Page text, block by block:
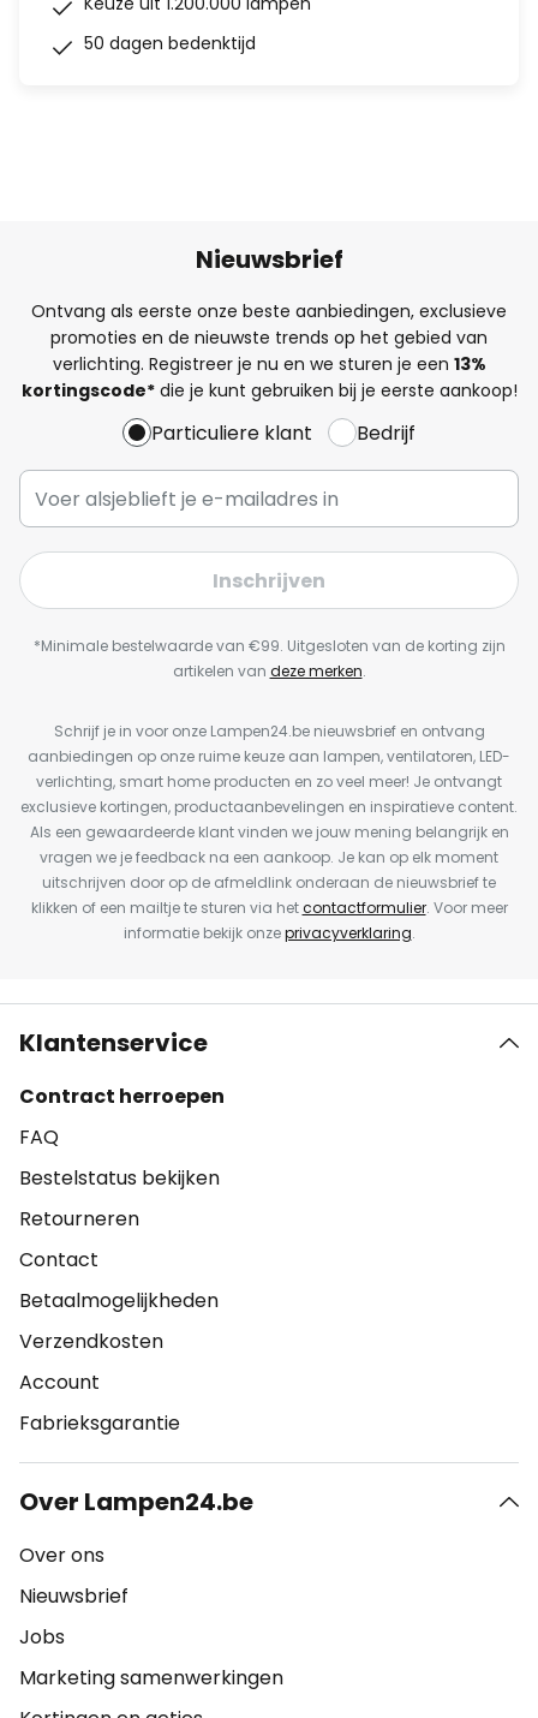
50 dagen bedenktijd
Nieuwsbrief
Ontvang als eerste onze beste aanbiedingen, exclusieve
promoties en de nieuwste trends op het gebied van
verlichting. Registreer je nu en we sturen je een 13%
kortingscode*die je kunt gebruiken bij je eerste aankoop!
Particuliere klant Bedrijf
Inschrijven
*Minimale bestelwaarde van €99. Uitgesloten van de korting zijn
artikelen van deze merken.
Schrijf je in voor onze Lampen24.be nieuwsbrief en ontvang
aanbiedingen op onze ruime keuze aan lampen, ventilatoren, LED-
verlichting, smart home producten en zo veel meer! Je ontvangt
exclusieve kortingen, productaanbevelingen en inspiratieve content.
Als een gewaardeerde klant vinden we jouw mening belangrijk en
vragen we je feedback na een aankoop. Je kan op elk moment
uitschrijven door op de afmeldlink onderaan de nieuwsbrief te
klikken of een mailtje te sturen via hetcontactformulier. Voor meer
informatie bekijk onzeprivacyverklaring.
Klantenservice
Contract herroepen
FAQ
Bestelstatus bekijken
Retourneren
Contact
Betaalmogelijkheden
Verzendkosten
Account
Fabrieksgarantie
Over Lampen24.be
Over ons
Nieuwsbrief
Jobs
Marketing samenwerkingen